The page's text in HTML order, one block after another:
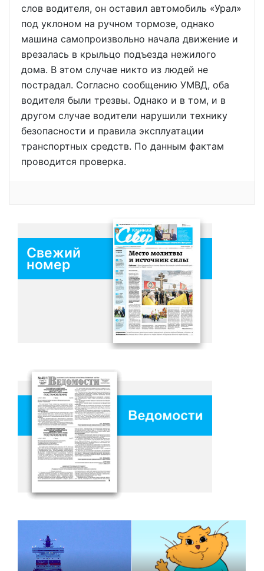
слов водителя, он оставил автомобиль «Урал»
под уклоном на ручном тормозе, однако
машина самопроизвольно начала движение и
врезалась в крыльцо подъезда нежилого
дома. В этом случае никто из людей не
пострадал. Согласно сообщению УМВД, оба
водителя были трезвы. Однако и в том, и в
другом случае водители нарушили технику
безопасности и правила эксплуатации
транспортных средств. По данным фактам
проводится проверка.
Свежий
номер